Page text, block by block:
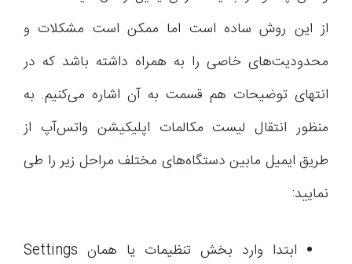
از این روش ساده است اما ممکن است مشکلات و
محدودیت‌های خاصی را به همراه داشته باشد که در
انتهای توضیحات هم قسمت به آن اشاره می‌کنیم. به
منظور انتقال لیست مکالمات اپلیکیشن واتس‌آپ از
طریق ایمیل مابین دستگاه‌های مختلف مراحل زیر را طی
نمایید:
ابتدا وارد بخش تنظیمات یا همان Settings